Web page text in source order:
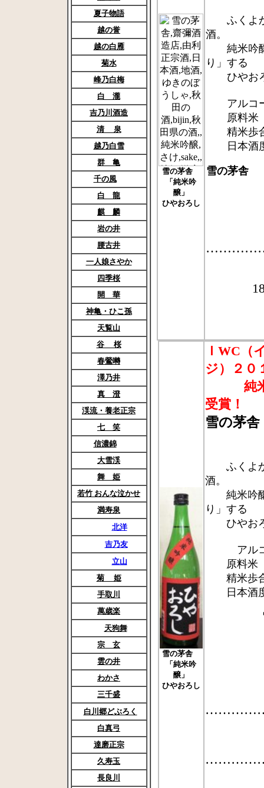
夏子物語
越の誉
越の白雁
菊水
峰乃白梅
白 瀧
吉乃川酒造
清 泉
越乃白雪
群 亀
千の風
白 龍
麒 麟
岩の井
腰古井
一人娘さやか
四季桜
開 華
神亀・ひこ孫
天覧山
谷 桜
春鶯囀
澤乃井
真 澄
渓流・養老正宗
七 笑
信濃錦
大雪渓
舞 姫
若竹 おんな泣かせ
満寿泉
北洋
吉乃友
立山
菊 姫
手取川
萬歳楽
天狗舞
宗 玄
雲の井
わかさ
三千盛
白川郷どぶろく
白真弓
達磨正宗
久寿玉
長良川
雪の茅舎
「純米吟
醸」
ひやおろし
ふくよか
酒。
純米吟醸
り」する
ひやおろ
アルコ
原料米
精米歩
日本酒
雪の茅舎
雪の茅舎
「純米吟
醸」
ひやおろし
ＩWC（
ジ）２０
純米吟
受賞！
雪の茅
ふくよか
酒。
純米吟醸
り」する
ひやおろ
アルコ
原料米
精米歩
日本酒